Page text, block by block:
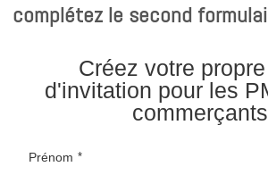
complétez le second
Créez votre
d'invitation pour les
commerçants
Prénom *